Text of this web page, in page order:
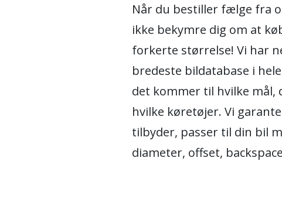
Når du bestiller fælge fra
ikke bekymre dig om at
forkerte størrelse! Vi har
bredeste bildatabase i
det kommer til hvilke
hvilke køretøjer. Vi
tilbyder, passer til din bil
diameter, offset,